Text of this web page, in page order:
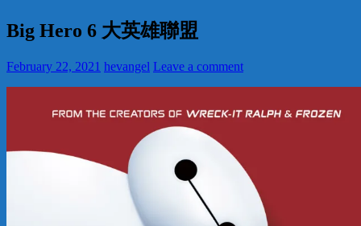
Big Hero 6 大英雄聯盟
February 22, 2021 hevangel Leave a comment